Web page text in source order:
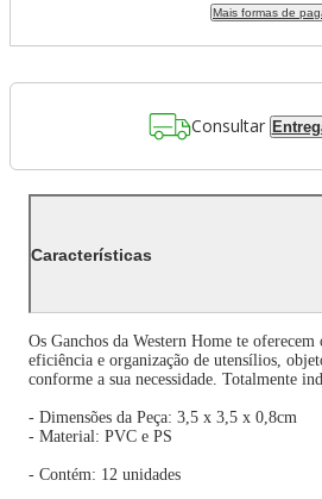
Mais formas de
Consultar
Características
Os Ganchos da Western Home te
eficiência e organização de utensílios,
conforme a sua necessidade. Totalmente
- Dimensões da Peça: 3,5 x 3,5 x 0,8cm
- Material: PVC e PS
- Contém: 12 unidades